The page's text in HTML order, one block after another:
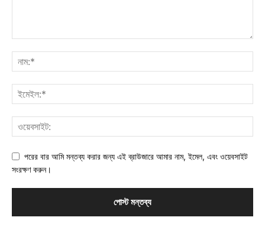
পরের বার আমি মন্তব্য করার জন্য এই ব্রাউজারে আমার নাম, ইমেল, এবং ওয়েবসাইট
সংরক্ষণ করুন।